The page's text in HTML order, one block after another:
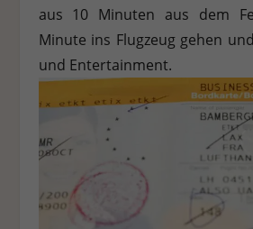
aus 10 Minuten aus dem
Minute ins Flugzeug gehen
und Entertainment.